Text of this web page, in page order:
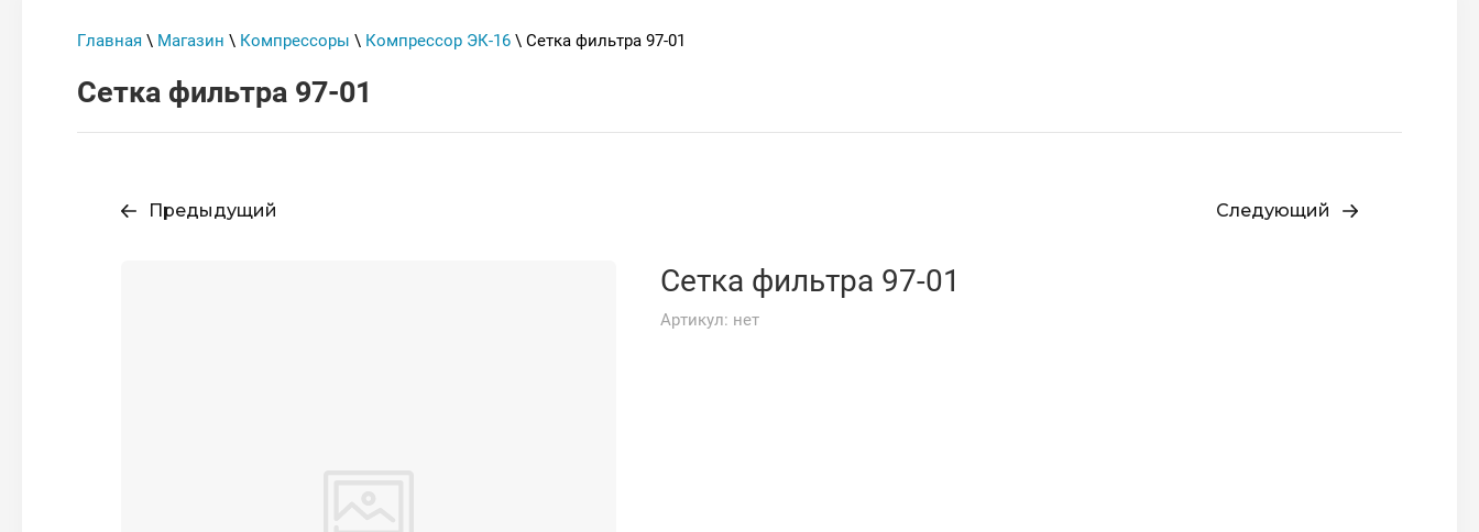
Главная \ Магазин \ Компрессоры \ Компрессор ЭК-16 \ Сетка фильтра 97-01
Сетка фильтра 97-01
Предыдущий Следующий
Сетка фильтра 97-01
Артикул: нет